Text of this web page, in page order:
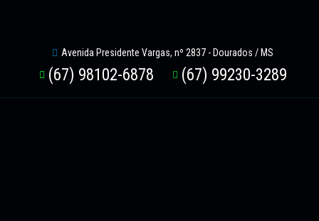
Avenida Presidente Vargas, nº 2837 - Dourados / MS
(67) 98102-6878 (67) 99230-3289